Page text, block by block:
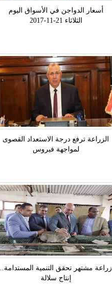
أسعار الدواجن في الأسواق اليوم
الثلاثاء 21-11-2017
الزراعة ترفع درجة الاستعداد القصوى
لمواجهة فيروس
زراعة مشتهر تحقق التنمية المستدامة..
إنتاج سلالة